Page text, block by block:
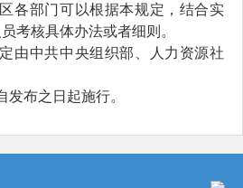
各部门可以根据本规定， 结合实
考核具体办法或者细则 。
由中共中央组织部、人力资源社
发布之日 起施行。